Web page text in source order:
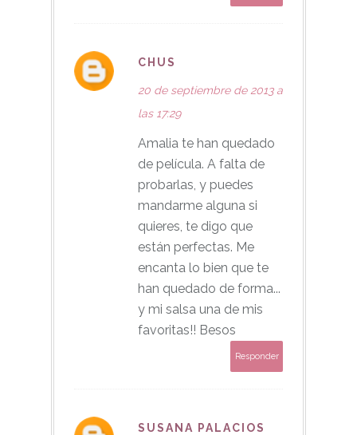
CHUS
20 de septiembre de 2013 a
las 17:29
Amalia te han quedado
de película. A falta de
probarlas, y puedes
mandarme alguna si
quieres, te digo que
están perfectas. Me
encanta lo bien que te
han quedado de forma...
y mi salsa una de mis
favoritas!! Besos
Responder
SUSANA PALACIOS